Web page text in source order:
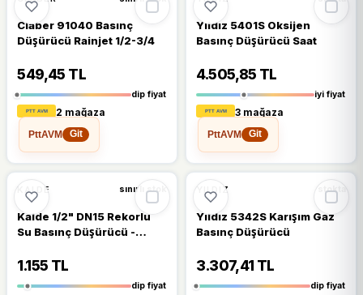
Claber 91040 Basınç
Düşürücü Rainjet 1/2-3/4
549,45 TL
dip fiyat
2 mağaza
PttAVM
Git
Yıldız 5401S Oksijen
Basınç Düşürücü Saat
4.505,85 TL
iyi fiyat
3 mağaza
PttAVM
Git
%21 %21 DÜŞTÜ
KALDE sınırlı stok
Kalde 1/2" DN15 Rekorlu
Su Basınç Düşürücü -
1.155 TL
dip fiyat
%23 %23 DÜŞTÜ
YILDIZ stokta
Yıldız 5342S Karışım Gaz
Basınç Düşürücü
3.307,41 TL
dip fiyat